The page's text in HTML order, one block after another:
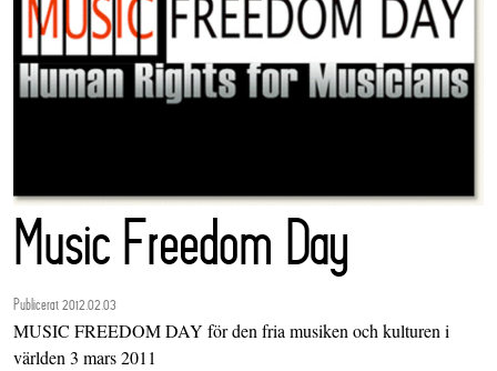
Music Freedom Day
Publicerat 2012.02.03
MUSIC FREEDOM DAY för den fria musiken och kulturen i
världen 3 mars 2011